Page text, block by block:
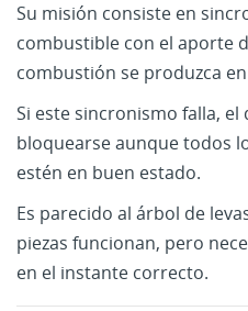
Su misión consiste en
combustible con el aporte
combustión se produzca
Si este sincronismo falla,
bloquearse aunque todos
estén en buen estado.
Es parecido al árbol de
piezas funcionan, pero
en el instante correcto.